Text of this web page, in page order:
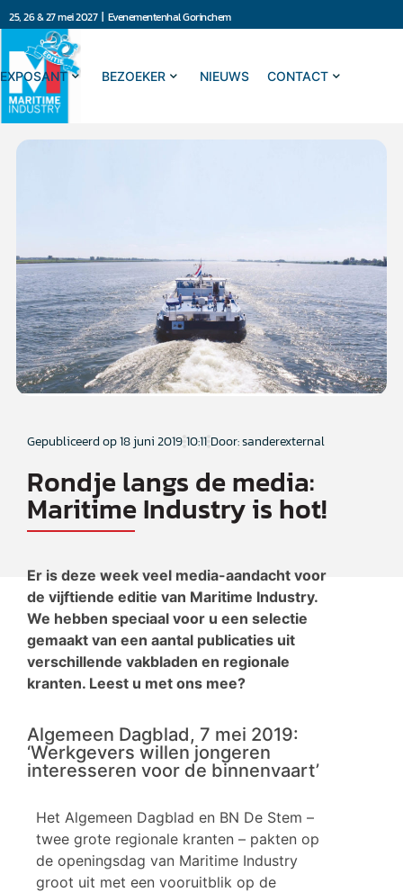
25, 26 & 27 mei 2027 | Evenementenhal Gorinchem
EXPOSANT BEZOEKER NIEUWS CONTACT
Gepubliceerd op18 juni 201910:11 Door: sanderexternal
Rondje langs de media:
Maritime Industry is hot!
Er is deze week veel media-aandacht voor
de vijftiende editie van Maritime Industry.
We hebben speciaal voor u een selectie
gemaakt van een aantal publicaties uit
verschillende vakbladen en regionale
kranten. Leest u met ons mee?
Algemeen Dagblad, 7 mei 2019:
‘Werkgevers willen jongeren
interesseren voor de binnenvaart’
Het Algemeen Dagblad en BN De Stem –
twee grote regionale kranten – pakten op
de openingsdag van Maritime Industry
groot uit met een vooruitblik op de